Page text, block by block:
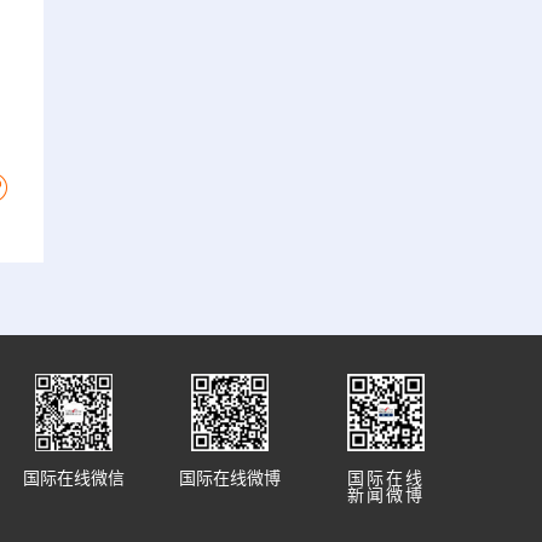
国际在线
新闻微博
国际在线微博
国际在线微信